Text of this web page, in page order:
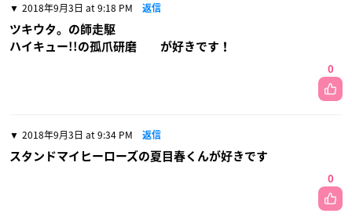
2018年9月3日 at 9:18 PM 返信
ツキウタ。の師走駆
ハイキュー!!の孤爪研磨 が好きです！
0
2018年9月3日 at 9:34 PM 返信
スタンドマイヒーローズの夏目春くんが好きです
0